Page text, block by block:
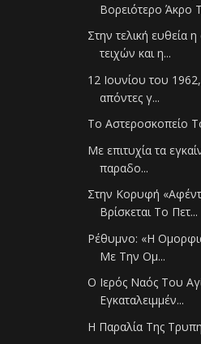
Βορειότερο Άκρο
Στην τελική ευθεία
τειχών και η...
12 Ιουνίου του
απόντες γ...
Το Αστεροσκοπείο
Με επιτυχία τα
παραδο...
Στην Κορυφή
Βρίσκεται Το Πετ...
Ρέθυμνο: «Η
Με Την Ομ...
Ο Ιερός Ναός Του
Εγκαταλειμμέν...
Η Παραλία Της